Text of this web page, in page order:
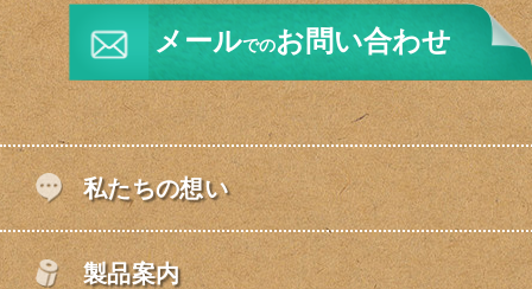
メールでのお問い合わせ
私たちの想い
製品案内